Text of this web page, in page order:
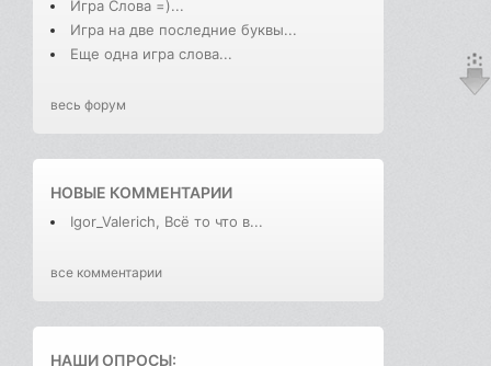
Игра Слова =)...
Игра на две последние буквы...
Еще одна игра слова...
весь форум
НОВЫЕ КОММЕНТАРИИ
Igor_Valerich, Всё то что в...
все комментарии
НАШИ ОПРОСЫ: